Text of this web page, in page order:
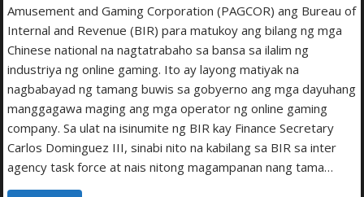
Amusement and Gaming Corporation (PAGCOR) ang Bureau of
Internal and Revenue (BIR) para matukoy ang bilang ng mga
Chinese national na nagtatrabaho sa bansa sa ilalim ng
industriya ng online gaming. Ito ay layong matiyak na
nagbabayad ng tamang buwis sa gobyerno ang mga dayuhang
manggagawa maging ang mga operator ng online gaming
company. Sa ulat na isinumite ng BIR kay Finance Secretary
Carlos Dominguez III, sinabi nito na kabilang sa BIR sa inter
agency task force at nais nitong magampanan nang tama…